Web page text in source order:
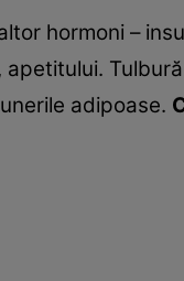
hormoni –
adipoase.